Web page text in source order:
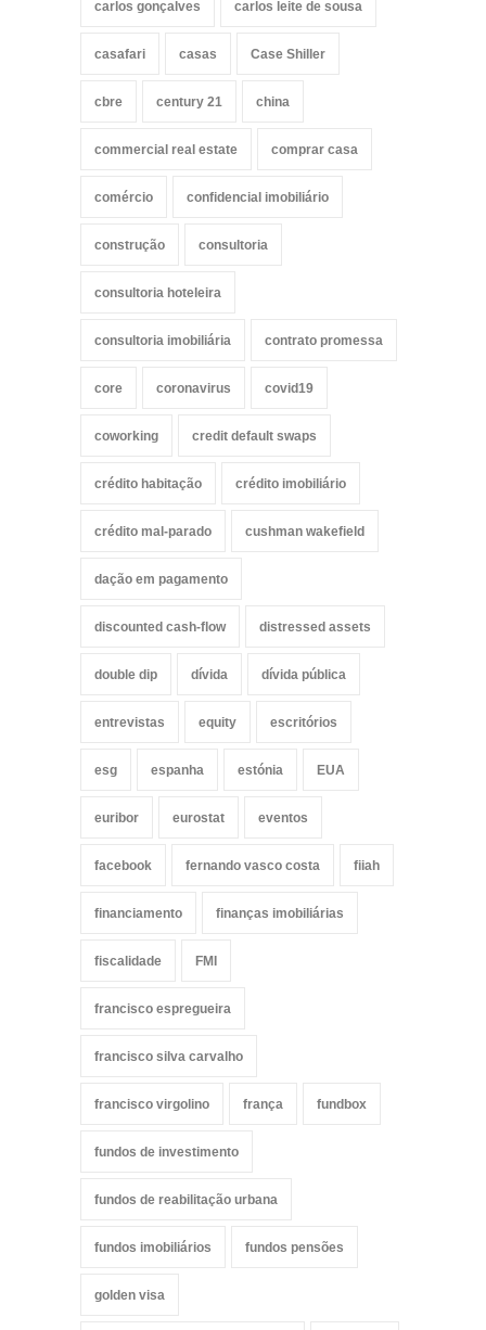
carlos gonçalves carlos leite de sousa
casafari casas Case Shiller
cbre century 21 china
commercial real estate comprar casa
comércio confidencial imobiliário
construção consultoria
consultoria hoteleira
consultoria imobiliária contrato promessa
core coronavirus covid19
coworking credit default swaps
crédito habitação crédito imobiliário
crédito mal-parado cushman wakefield
dação em pagamento
discounted cash-flow distressed assets
double dip dívida dívida pública
entrevistas equity escritórios
esg espanha estónia EUA
euribor eurostat eventos
facebook fernando vasco costa fiiah
financiamento finanças imobiliárias
fiscalidade FMI
francisco espregueira
francisco silva carvalho
francisco virgolino frança fundbox
fundos de investimento
fundos de reabilitação urbana
fundos imobiliários fundos pensões
golden visa